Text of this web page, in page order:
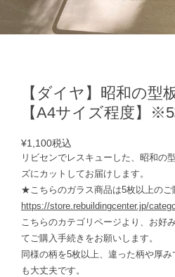
【ダイヤ】昭和の型
【A4サイズ程度】
¥1,100税込
リビセンでレスキューした、昭和の
ズにカットしてお届けします。
★こちらのガラス商品は5枚以上の
https://store.rebuildingcenter.jp/
こちらのカテゴリページより、お好
てご購入手続きをお願いします。
同様の柄を5枚以上、違った柄や厚
も大丈夫です。